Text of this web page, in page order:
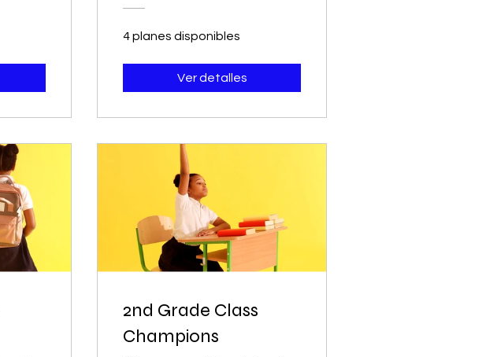
4 planes disponibles
Ver detalles
2nd Grade Class
Champions